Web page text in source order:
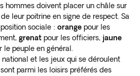
hommes doivent placer un châle sur
leur poitrine en signe de respect. Sa
sociale : orange pour les
grenat pour les officiers, jaune
le peuple en général.
et les jeux qui se déroulent
parmi les loisirs préférés des